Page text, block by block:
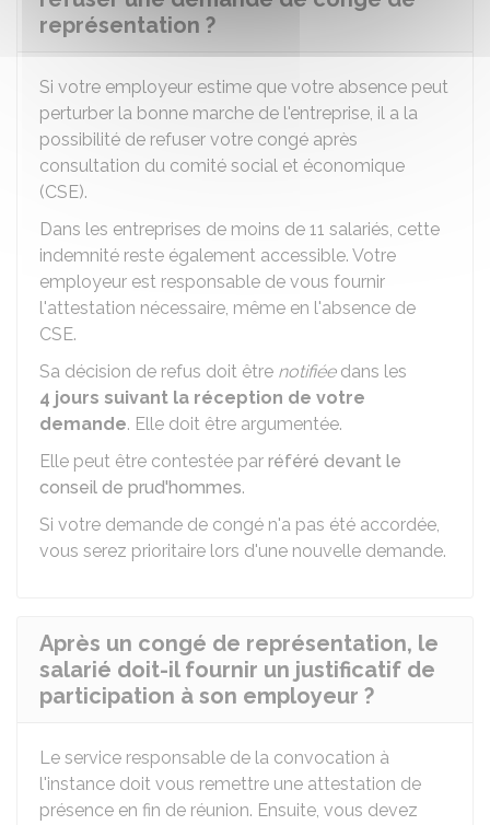
représentation ?
Si votre employeur estime que votre absence peut
perturber la bonne marche de l'entreprise, il a la
possibilité de refuser votre congé après
consultation du comité social et économique
(CSE).
Dans les entreprises de moins de 11 salariés, cette
indemnité reste également accessible. Votre
employeur est responsable de vous fournir
l'attestation nécessaire, même en l'absence de
CSE.
Sa décision de refus doit être notifiéedans les
4 jours suivant la réception de votre
demande. Elle doit être argumentée.
Elle peut être contestée par référé devant le
conseil de prud'hommes.
Si votre demande de congé n'a pas été accordée,
vous serez prioritaire lors d'une nouvelle demande.
Après un congé de représentation, le
salarié doit-il fournir un justificatif de
participation à son employeur ?
Le service responsable de la convocation à
l'instance doit vous remettre une attestation de
présence en fin de réunion. Ensuite, vous devez